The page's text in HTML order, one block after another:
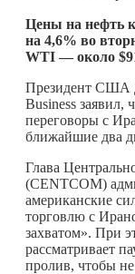
Цены на нефть
на 4,6% во
WTI — около
Президент США
Business заявил,
переговоры с
ближайшие два
Глава
(CENTCOM)
американские
торговлю с
захватом». При
рассматривает
пролив, чтобы